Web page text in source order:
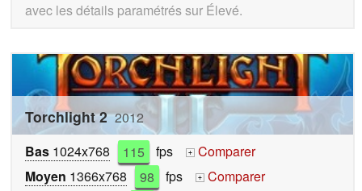
avec les détails paramétrés sur Élevé.
Torchlight 2 2012
Bas 1024x768 115 fps +
Comparer
Moyen 1366x768 98 fps +
Comparer